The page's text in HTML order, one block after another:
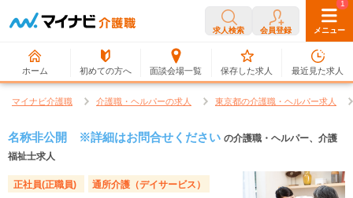
求人検索 会員登録 メニュー
ホーム 初めての方へ 面談会場一覧
0
保存した求人
1
最近見た求人
マイナビ介護職 介護職・ヘルパーの求人 東京都の介護職・ヘルパー求人
名称非公開 ※詳細はお問合せください の介護職・ヘルパー、介護
福祉士求人
正社員(正職員) 通所介護（デイサービス）